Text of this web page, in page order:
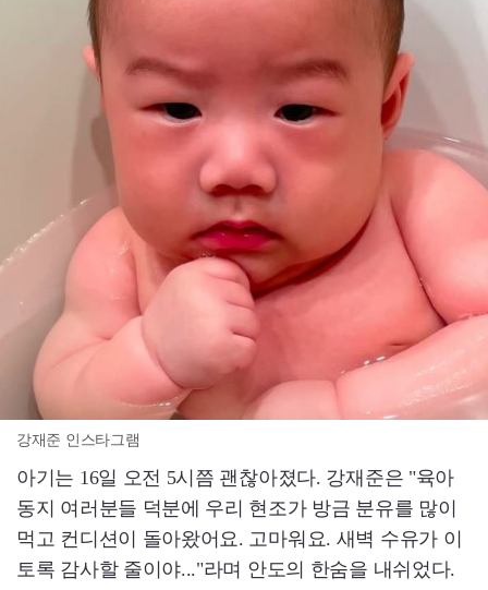
강재준 인스타그램
아기는 16일 오전 5시쯤 괜찮아졌다. 강재준은 "육아
동지 여러분들 덕분에 우리 현조가 방금 분유를 많이
먹고 컨디션이 돌아왔어요. 고마워요. 새벽 수유가 이
토록 감사할 줄이야..."라며 안도의 한숨을 내쉬었다.